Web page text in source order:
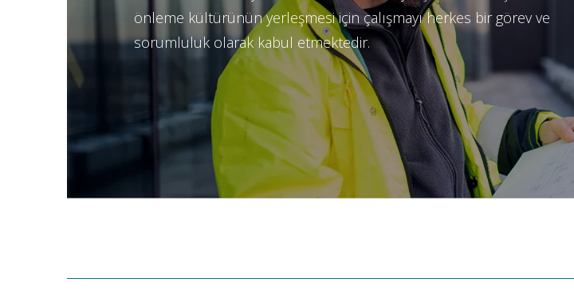
önleme kültürünün yerleşmesi için çalışmayı herkes bir görev ve
sorumluluk olarak kabul etmektedir.